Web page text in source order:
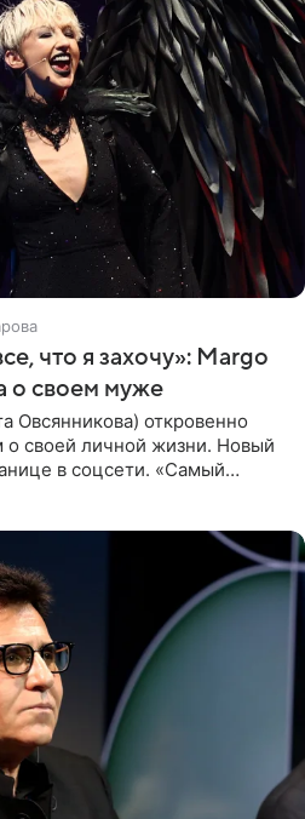
что я захочу»: Margo
о своем муже
Овсянникова) откровенно
о своей личной жизни. Новый
в соцсети. «Самый